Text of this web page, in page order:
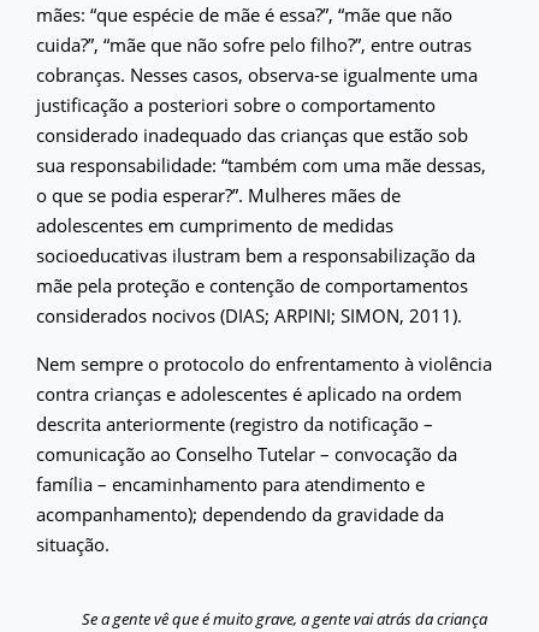
mães: “que espécie de mãe é essa?”, “mãe que não
cuida?”, “mãe que não sofre pelo filho?”, entre outras
cobranças. Nesses casos, observa-se igualmente uma
justificação a posteriori sobre o comportamento
considerado inadequado das crianças que estão sob
sua responsabilidade: “também com uma mãe dessas,
o que se podia esperar?”. Mulheres mães de
adolescentes em cumprimento de medidas
socioeducativas ilustram bem a responsabilização da
mãe pela proteção e contenção de comportamentos
considerados nocivos (DIAS; ARPINI; SIMON, 2011).
Nem sempre o protocolo do enfrentamento à violência
contra crianças e adolescentes é aplicado na ordem
descrita anteriormente (registro da notificação –
comunicação ao Conselho Tutelar – convocação da
família – encaminhamento para atendimento e
acompanhamento); dependendo da gravidade da
situação.
Se a gente vê que é muito grave, a gente vai atrás da criança